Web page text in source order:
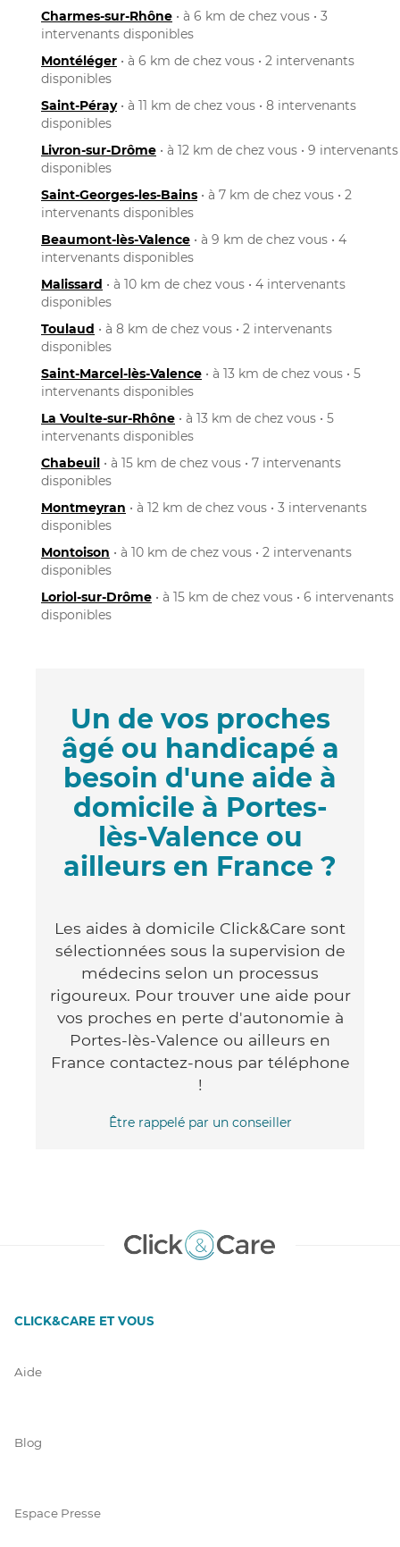
Charmes-sur-Rhône • à 6 km de chez vous • 3
intervenants disponibles
Montéléger • à 6 km de chez vous • 2 intervenants
disponibles
Saint-Péray• à 11 km de chez vous • 8 intervenants
disponibles
Livron-sur-Drôme • à 12 km de chez vous • 9 intervenants
disponibles
Saint-Georges-les-Bains • à 7 km de chez vous • 2
intervenants disponibles
Beaumont-lès-Valence • à 9 km de chez vous • 4
intervenants disponibles
Malissard • à 10 km de chez vous • 4 intervenants
disponibles
Toulaud • à 8 km de chez vous • 2 intervenants
disponibles
Saint-Marcel-lès-Valence • à 13 km de chez vous • 5
intervenants disponibles
La Voulte-sur-Rhône • à 13 km de chez vous • 5
intervenants disponibles
Chabeuil • à 15 km de chez vous • 7 intervenants
disponibles
Montmeyran • à 12 km de chez vous • 3 intervenants
disponibles
Montoison • à 10 km de chez vous • 2 intervenants
disponibles
Loriol-sur-Drôme • à 15 km de chez vous • 6 intervenants
disponibles
Un de vos proches
âgé ou handicapé a
besoin d'une aide à
domicile à Portes-
lès-Valence ou
ailleurs en France ?
Les aides à domicile Click&Care sont
sélectionnées sous la supervision de
médecins selon un processus
rigoureux. Pour trouver une aide pour
vos proches en perte d'autonomie à
Portes-lès-Valence ou ailleurs en
France contactez-nous par téléphone
!
Être rappelé par un conseiller
CLICK&CARE ET VOUS
Aide
Blog
Espace Presse